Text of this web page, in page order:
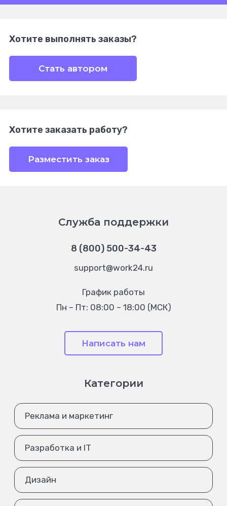
Хотите выполнять заказы?
Стать автором
Хотите заказать работу?
Разместить заказ
Служба поддержки
8 (800) 500-34-43
support@work24.ru
График работы
Пн – Пт: 08:00 – 18:00 (МСК)
Написать нам
Категории
Реклама и маркетинг
Разработка и IT
Дизайн